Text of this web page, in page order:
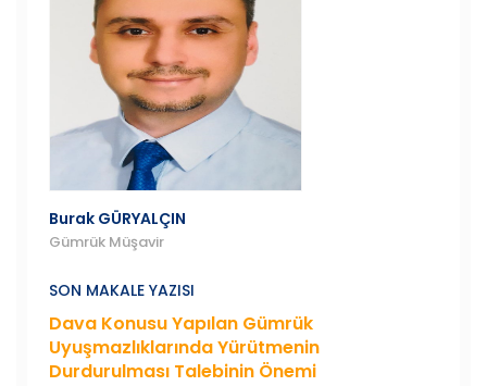
Burak GÜRYALÇIN
Gümrük Müşavir
SON MAKALE YAZISI
Dava Konusu Yapılan Gümrük
Uyuşmazlıklarında Yürütmenin
Durdurulması Talebinin Önemi